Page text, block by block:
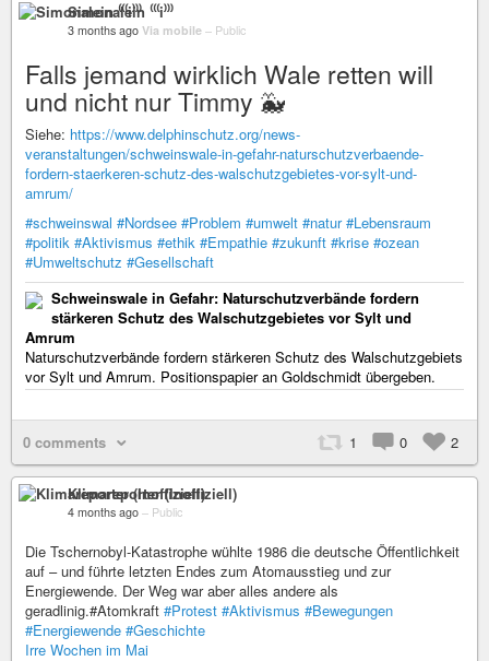
Simonalein ⁽⁽⁽i⁾⁾⁾
3 months ago Via mobile – Public
Falls jemand wirklich Wale retten will
und nicht nur Timmy 🐳
Siehe: https://www.delphinschutz.org/news-
veranstaltungen/schweinswale-in-gefahr-naturschutzverbaende-
fordern-staerkeren-schutz-des-walschutzgebietes-vor-sylt-und-
amrum/
#schweinswal #Nordsee #Problem #umwelt #natur #Lebensraum
#politik #Aktivismus #ethik #Empathie #zukunft #krise #ozean
#Umweltschutz #Gesellschaft
Schweinswale in Gefahr: Naturschutzverbände fordern
stärkeren Schutz des Walschutzgebietes vor Sylt und
Amrum
Naturschutzverbände fordern stärkeren Schutz des Walschutzgebiets
vor Sylt und Amrum. Positionspapier an Goldschmidt übergeben.
0 comments 1 0 2
Klimareporter (Inoffiziell)
4 months ago – Public
Die Tschernobyl-Katastrophe wühlte 1986 die deutsche Öffentlichkeit
auf – und führte letzten Endes zum Atomausstieg und zur
Energiewende. Der Weg war aber alles andere als
geradlinig.#Atomkraft #Protest #Aktivismus #Bewegungen
#Energiewende #Geschichte
Irre Wochen im Mai